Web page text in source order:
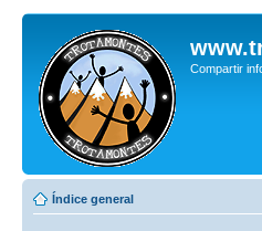
Compartir
Índice general